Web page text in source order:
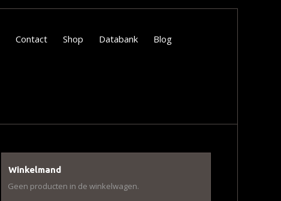
Contact Shop Databank
Blog
Winkelmand
Geen producten in de winkelwagen.